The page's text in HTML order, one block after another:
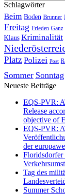
Schlagwörter
Beim Boden Brunner
Freitag Frieden Ganz
Klaus Kriminalität
Platz Polizei Post
Sommer Sonntag
Neueste Beiträge
EQS-PVR:
Release
objective of
EQS-PVR:
der
Tag des
Summer